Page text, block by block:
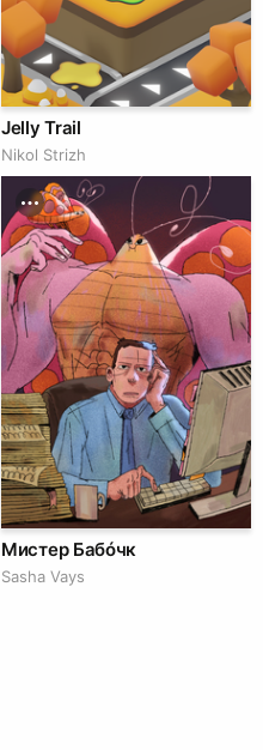
Jelly Trail
Nikol Strizh
Мистер Бабóчк
Sasha Vays